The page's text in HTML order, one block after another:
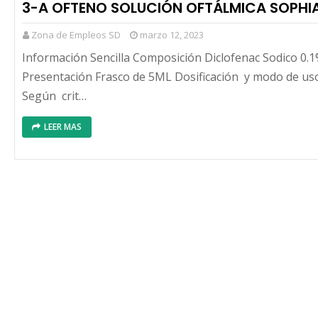
3-A OFTENO SOLUCIÓN OFTÁLMICA
Zona de Empleos SD marzo 12, 2023
Información Sencilla Composición Diclofenac Sodico
Presentación Frasco de 5ML Dosificación y modo de
Según crit…
LEER MAS